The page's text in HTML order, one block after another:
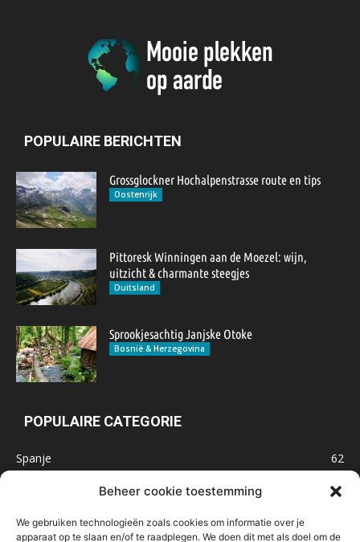
Beheer cookie toestemming
We gebruiken technologieën zoals cookies om informatie over je
apparaat op te slaan en/of te raadplegen. We doen dit met als doel om de
POPULAIRE BERICHTEN
Grossglockner Hochalpenstrasse route en tips
Oostenrijk
Pittoresk Winningen aan de Moezel: wijn,
uitzicht & charmante steegjes
Duitsland
Sprookjesachtig Janjske Otoke
Bosnië & Herzegovina
POPULAIRE CATEGORIE
Spanje
62
47
Marokko
32